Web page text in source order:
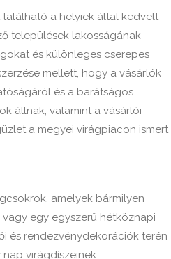
található a helyiek által kedvelt
települések lakosságának
és különleges cserepes
mellett, hogy a vásárlók
és a barátságos
állnak, valamint a vásárlói
a megyei virágpiacon ismert
amelyek bármilyen
egy egyszerű hétköznapi
és rendezvénydekorációk terén
virágdíszeinek